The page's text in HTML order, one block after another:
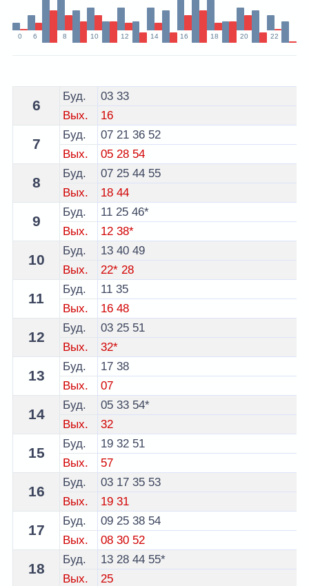
0 6 8 10 12 14 16 18 20 22
Расписание 11 троллейбуса Гродно - остановка Дом
6
Буд. 03 33
Вых.
16
7
Буд. 07 21 36 52
Вых.
05 28 54
8
Буд. 07 25 44 55
Вых.
18 44
9
Буд. 11 25 46*
Вых.
12 38*
10
Буд. 13 40 49
Вых.
22* 28
11
Буд. 11 35
Вых.
16 48
12
Буд. 03 25 51
Вых.
32*
13
Буд. 17 38
Вых.
07
14
Буд. 05 33 54*
Вых.
32
15
Буд. 19 32 51
Вых.
57
16
Буд. 03 17 35 53
Вых.
19 31
17
Буд. 09 25 38 54
Вых.
08 30 52
18
Буд. 13 28 44 55*
Вых.
25